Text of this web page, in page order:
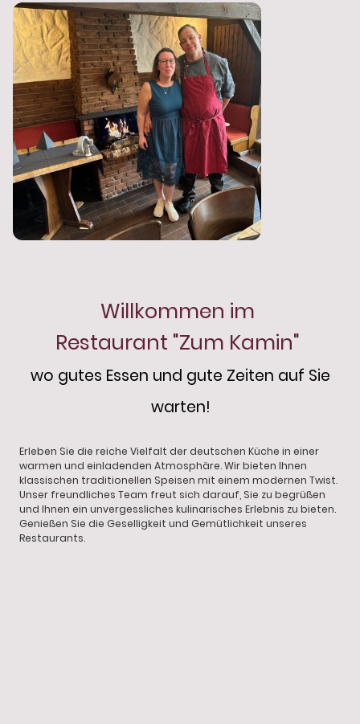
Willkommen im
Restaurant "Zum Kamin"
wo gutes Essen und gute Zeiten auf Sie
warten!
Erleben Sie die reiche Vielfalt der deutschen Küche in einer
warmen und einladenden Atmosphäre. Wir bieten Ihnen
klassischen traditionellen Speisen mit einem modernen Twist.
Unser freundliches Team freut sich darauf, Sie zu begrüßen
und Ihnen ein unvergessliches kulinarisches Erlebnis zu bieten.
Genießen Sie die Geselligkeit und Gemütlichkeit unseres
Restaurants.